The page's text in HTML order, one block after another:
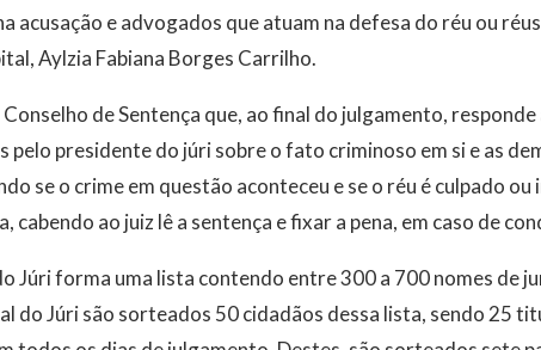
acusação e advogados que atuam na defesa do réu ou
Aylzia Fabiana Borges Carrilho.
de Sentença que, ao final do julgamento, responde
presidente do júri sobre o fato criminoso em si e as
se o crime em questão aconteceu e se o réu é culpado ou
cabendo ao juiz lê a sentença e fixar a pena, em caso de
Júri forma uma lista contendo entre 300 a 700 nomes de
do Júri são sorteados 50 cidadãos dessa lista, sendo 25